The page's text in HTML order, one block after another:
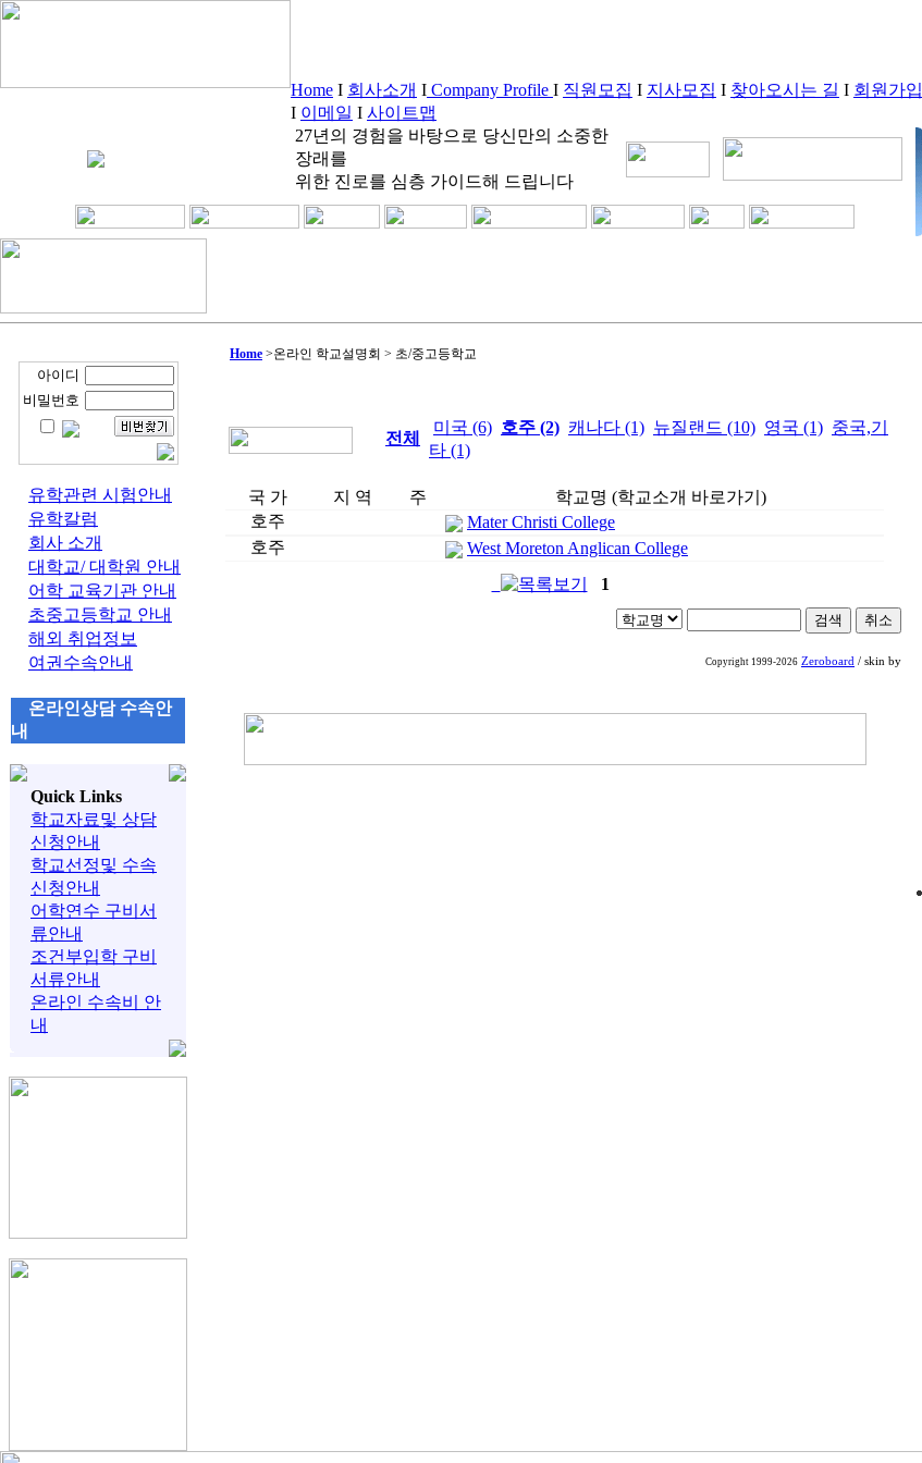
Home I 회사소개 I Company Profile I 직원모집 I 지사모집 I 찾아오시는 길 I 회원가입
I 이메일 I 사이트맵
27년의 경험을 바탕으로 당신만의 소중한
장래를
위한 진로를 심층 가이드해 드립니다
아이디
비밀번호
유학관련 시험안내
유학칼럼
회사 소개
대학교/ 대학원 안내
어학 교육기관 안내
초중고등학교 안내
해외 취업정보
여권수속안내
온라인상담 수속안
내
Quick Links
학교자료및 상담
신청안내
학교선정및 수속
신청안내
어학연수 구비서
류안내
조건부입학 구비
서류안내
온라인 수속비 안
내
Home >온라인 학교설명회 > 초/중고등학교
전체
미국 (6) 호주 (2) 캐나다 (1) 뉴질랜드 (10) 영국 (1) 중국,기
타 (1)
국 가 지 역 주
학교명 (학교소개 바로가기)
호주
Mater Christi College
호주
West Moreton Anglican College
1
Copyright 1999-2026 Zeroboard / skin by